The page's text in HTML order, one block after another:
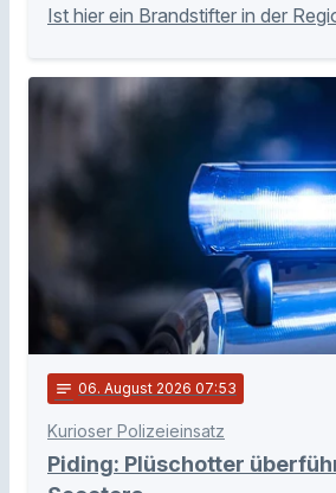
Ist hier ein Brandstifter in der
notes 06. August 2026 07:53
Kurioser Polizeieinsatz
Piding: Plüschotter